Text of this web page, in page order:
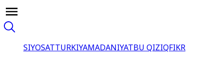
SIYOSATTURKIYAMADANIYATBU QIZIQFIKR